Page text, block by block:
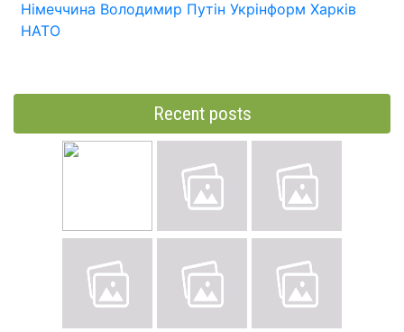
Німеччина Володимир Путін Укрінформ Харків
НАТО
Recent posts